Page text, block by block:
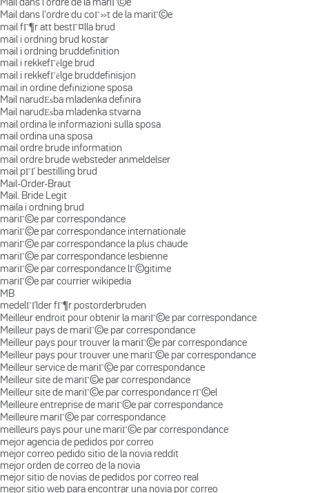
Mail dans l'ordre du coГ»t de la mariГ©e
mail fГ¶r att bestГ¤lla brud
mail i ordning brud kostar
mail i ordning bruddefinition
mail i rekkefГёlge brud
mail i rekkefГёlge bruddefinisjon
mail in ordine definizione sposa
Mail narudЕѕba mladenka definira
Mail narudЕѕba mladenka stvarna
mail ordina le informazioni sulla sposa
mail ordina una sposa
mail ordre brude information
mail ordre brude websteder anmeldelser
mail pГҐ bestilling brud
Mail-Order-Braut
Mail. Bride Legit
maila i ordning brud
mariГ©e par correspondance
mariГ©e par correspondance internationale
mariГ©e par correspondance la plus chaude
mariГ©e par correspondance lesbienne
mariГ©e par correspondance lГ©gitime
mariГ©e par courrier wikipedia
MB
medelГҐlder fГ¶r postorderbruden
Meilleur endroit pour obtenir la mariГ©e par correspondance
Meilleur pays de mariГ©e par correspondance
Meilleur pays pour trouver la mariГ©e par correspondance
Meilleur pays pour trouver une mariГ©e par correspondance
Meilleur service de mariГ©e par correspondance
Meilleur site de mariГ©e par correspondance
Meilleur site de mariГ©e par correspondance rГ©el
Meilleure entreprise de mariГ©e par correspondance
Meilleure mariГ©e par correspondance
meilleurs pays pour une mariГ©e par correspondance
mejor agencia de pedidos por correo
mejor correo pedido sitio de la novia reddit
mejor orden de correo de la novia
mejor sitio de novias de pedidos por correo real
mejor sitio web para encontrar una novia por correo